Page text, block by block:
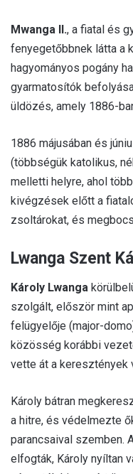
Mwanga II., a fiatal és
fenyegetőbbnek látta a
hagyományos pogány
gyarmatosítók
üldözés, amely 1886-
1886 májusában és
(többségük katolikus,
melletti helyre, ahol
kivégzések előtt a
zsoltárokat, és
Lwanga Szent
Károly Lwanga
szolgált, először mint
felügyelője (major-
közösség korábbi
vette át a keresztények
Károly bátran
a hitre, és védelmezte
parancsaival szemben.
elfogták, Károly nyíltan